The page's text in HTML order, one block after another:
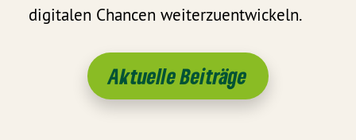
digitalen Chancen weiterzuentwickeln.
Aktuelle Beiträge